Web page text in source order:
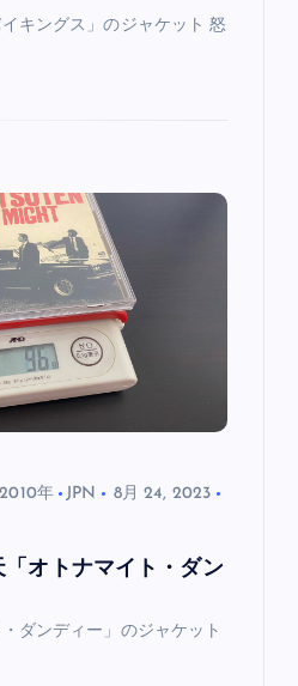
キングス」のジャケット 怒
2010年 JPN
8月 24, 2023
オトナマイト・ダン
ダンディー」のジャケット